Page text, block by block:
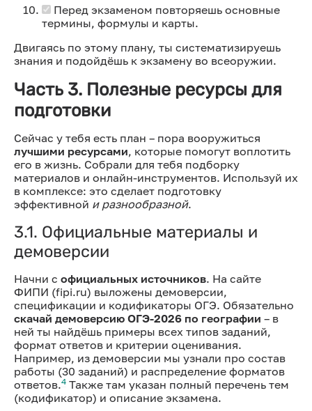
Перед экзаменом повторяешь основные
термины, формулы и карты.
Двигаясь по этому плану, ты систематизируешь
знания и подойдёшь к экзамену во всеоружии.
Часть 3. Полезные ресурсы для
подготовки
Сейчас у тебя есть план – пора вооружиться
лучшими ресурсами, которые помогут воплотить
его в жизнь. Собрали для тебя подборку
материалов и онлайн-инструментов. Используй их
в комплексе: это сделает подготовку
эффективной и разнообразной.
3.1. Официальные материалы и
демоверсии
Начни с официальных источников. На сайте
ФИПИ (fipi.ru) выложены демоверсии,
спецификации и кодификаторы ОГЭ. Обязательно
скачай демоверсию ОГЭ-2026 по географии – в
ней ты найдёшь примеры всех типов заданий,
формат ответов и критерии оценивания.
Например, из демоверсии мы узнали про состав
работы (30 заданий) и распределение форматов
ответов.4 Также там указан полный перечень тем
(кодификатор) и описание экзамена.